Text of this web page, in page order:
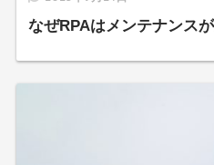
なぜRPAはメンテナンス